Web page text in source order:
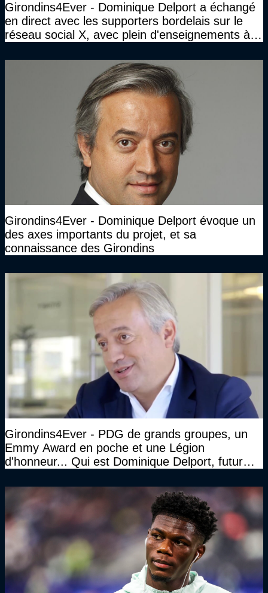
Girondins4Ever - Dominique Delport a échangé
en direct avec les supporters bordelais sur le
réseau social X, avec plein d'enseignements à la
Girondins4Ever - Dominique Delport évoque un
des axes importants du projet, et sa
connaissance des Girondins
Girondins4Ever - PDG de grands groupes, un
Emmy Award en poche et une Légion
d'honneur... Qui est Dominique Delport, futur